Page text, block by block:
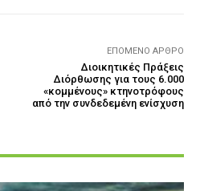
ΕΠΌΜΕΝΟ ΆΡΘΡΟ
Διοικητικές Πράξεις
Διόρθωσης για τους 6.000
«κομμένους» κτηνοτρόφους
από την συνδεδεμένη ενίσχυση